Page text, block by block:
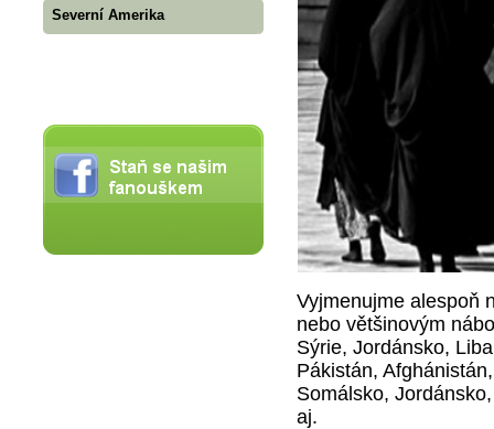
Severní Amerika
Vyjmenujme alespoň
nebo většinovým
Sýrie, Jordánsko,
Pákistán,
Somálsko,
aj.